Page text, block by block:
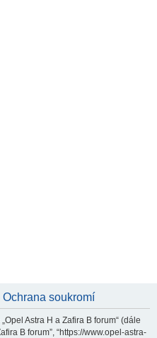
soukromí
Astra H a Zafira B forum“ (dále
B forum”, “https://www.opel-astra-